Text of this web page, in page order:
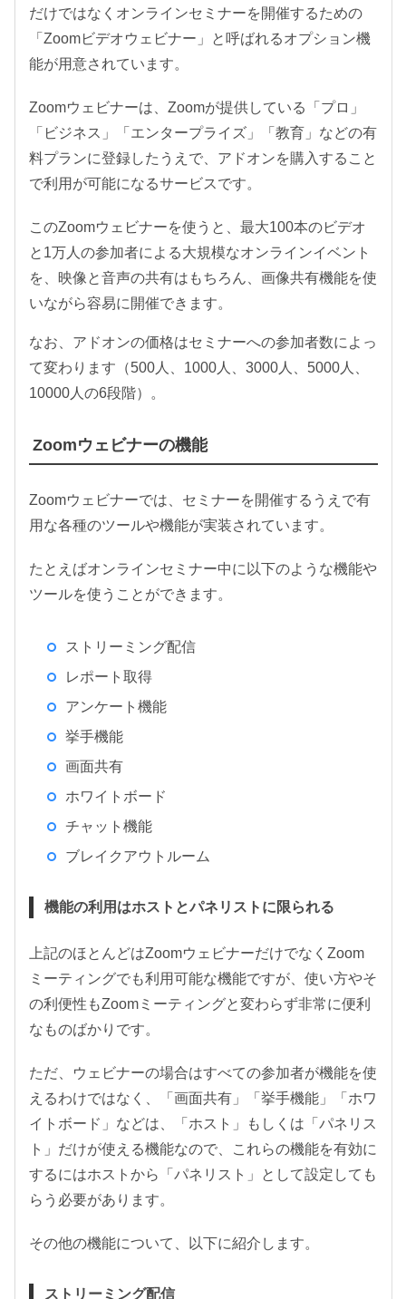
だけではなくオンラインセミナーを開催するための
「Zoomビデオウェビナー」と呼ばれるオプション機
能が用意されています。
Zoomウェビナーは、Zoomが提供している「プロ」
「ビジネス」「エンタープライズ」「教育」などの有
料プランに登録したうえで、アドオンを購入すること
で利用が可能になるサービスです。
このZoomウェビナーを使うと、最大100本のビデオ
と1万人の参加者による大規模なオンラインイベント
を、映像と音声の共有はもちろん、画像共有機能を使
いながら容易に開催できます。
なお、アドオンの価格はセミナーへの参加者数によっ
て変わります（500人、1000人、3000人、5000人、
10000人の6段階）。
Zoomウェビナーの機能
Zoomウェビナーでは、セミナーを開催するうえで有
用な各種のツールや機能が実装されています。
たとえばオンラインセミナー中に以下のような機能や
ツールを使うことができます。
ストリーミング配信
レポート取得
アンケート機能
挙手機能
画面共有
ホワイトボード
チャット機能
ブレイクアウトルーム
機能の利用はホストとパネリストに限られる
上記のほとんどはZoomウェビナーだけでなくZoom
ミーティングでも利用可能な機能ですが、使い方やそ
の利便性もZoomミーティングと変わらず非常に便利
なものばかりです。
ただ、ウェビナーの場合はすべての参加者が機能を使
えるわけではなく、「画面共有」「挙手機能」「ホワ
イトボード」などは、「ホスト」もしくは「パネリス
ト」だけが使える機能なので、これらの機能を有効に
するにはホストから「パネリスト」として設定しても
らう必要があります。
その他の機能について、以下に紹介します。
ストリーミング配信